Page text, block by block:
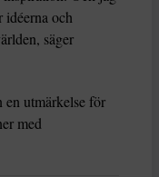
idéerna och
säger
utmärkelse för
med